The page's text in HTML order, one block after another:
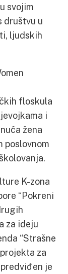
svojim
društvu u
ljudskih
floskula
i
žena
poslovnom
K-zona
“Pokreni
za ideju
“Strašne
za
je